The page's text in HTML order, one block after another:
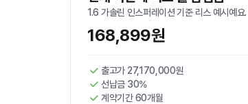
1.6 가솔린 인스퍼레이션 기준 리스 예시예요.
168,899원
출고가 27,170,000원
선납금 30%
계약기간 60개월